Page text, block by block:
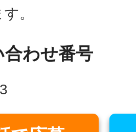
。
合わせ番号